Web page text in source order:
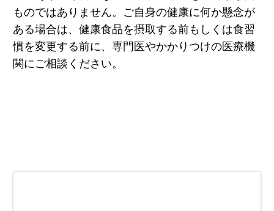
ものではありません。ご自身の健康に何か懸念が
ある場合は、健康食品を摂取する前もしくは食習
慣を変更する前に、専門医やかかりつけの医療機
関にご相談ください。